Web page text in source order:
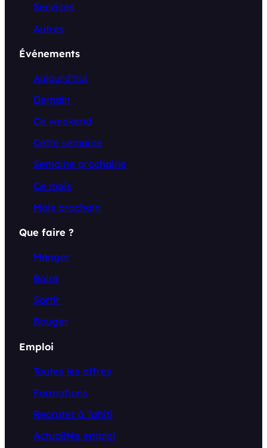
Services
Autres
Événements
Aujourd’hui
Demain
Ce weekend
Cette semaine
Semaine prochaine
Ce mois
Mois prochain
Que faire ?
Manger
Boire
Sortir
Bouger
Emploi
Toutes les offres
Formations
Recruter à Tahiti
Actualités emploi